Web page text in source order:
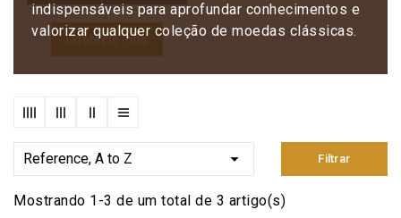
Contacte-nos
indispensáveis para aprofundar conhecimentos e
valorizar qualquer coleção de moedas clássicas.
Reference, A to Z  Filtrar
Mostrando 1-3 de um total de 3 artigo(s)